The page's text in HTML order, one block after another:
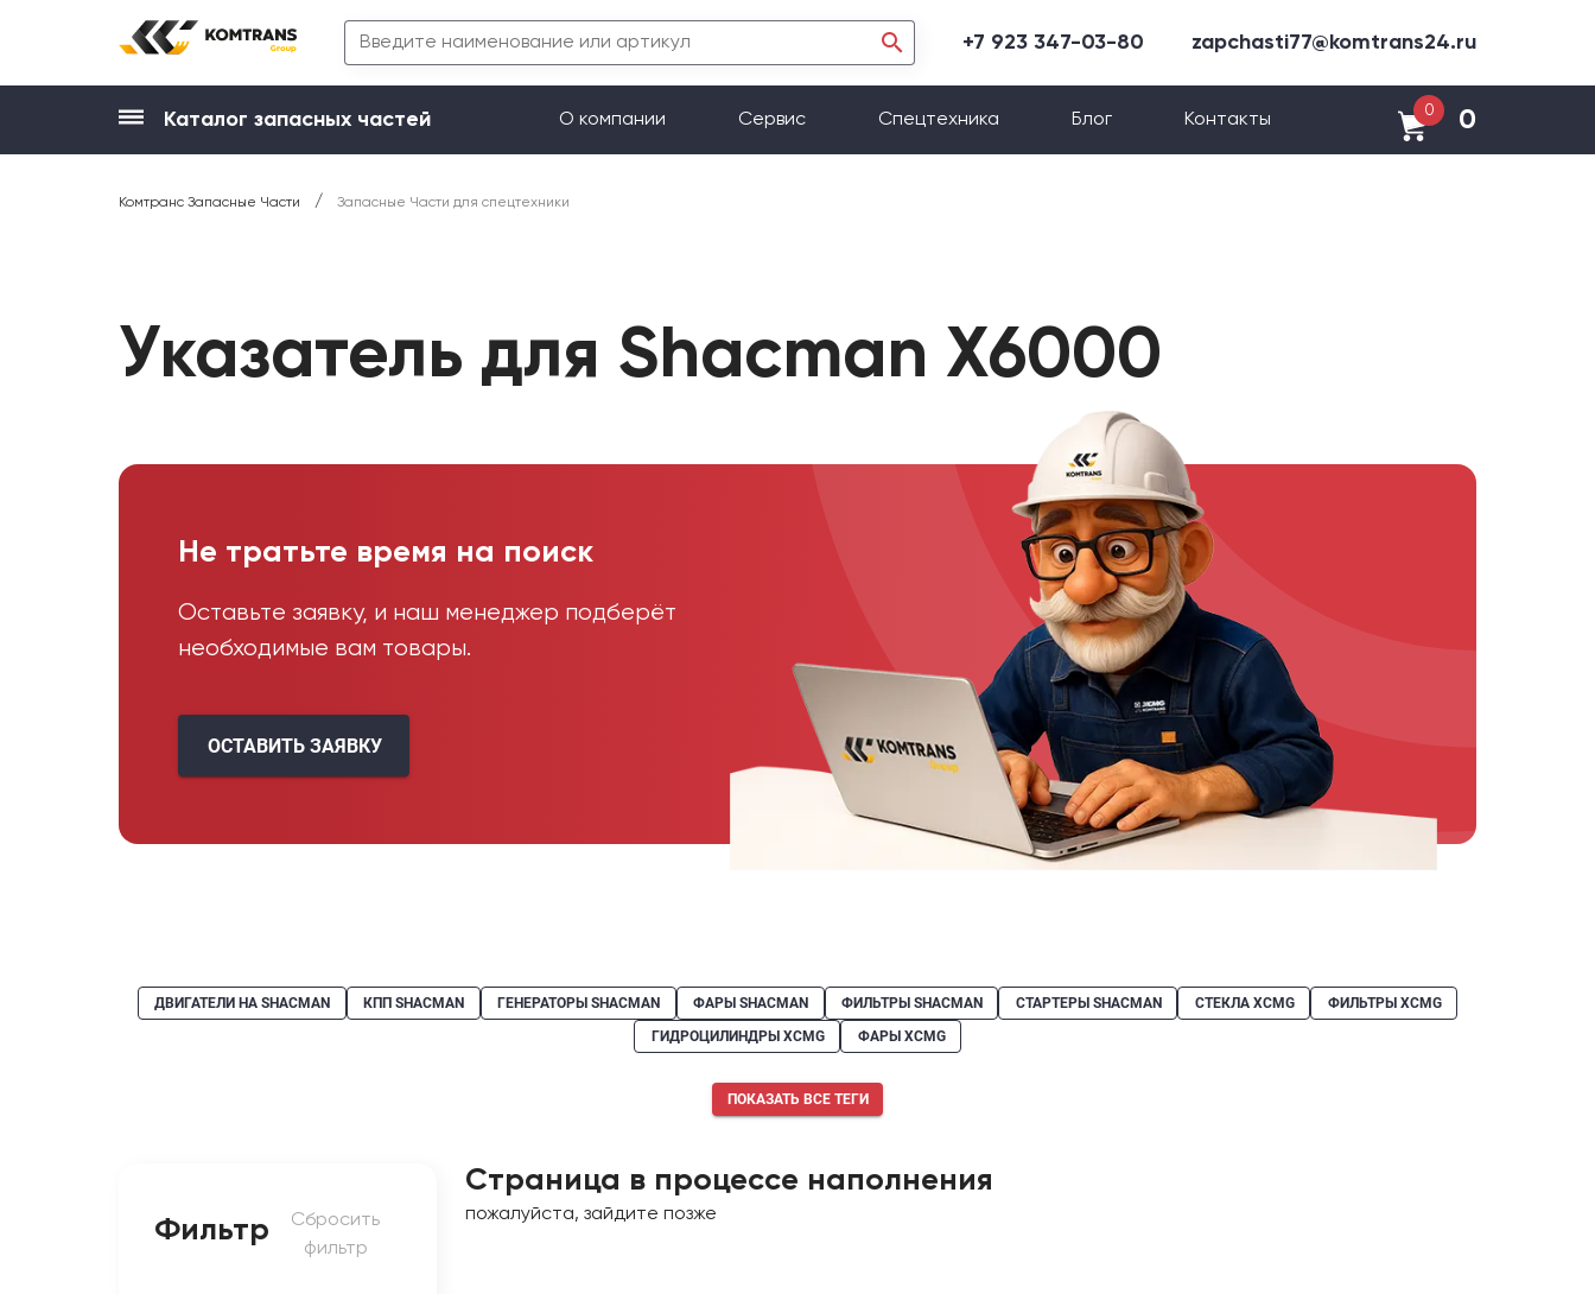
+7 923 347-03-80 zapchasti77@komtrans24.ru
Каталог запасных частей О компании Сервис Спецтехника Блог Контакты
0 0
Комтранс Запасные Части / Запасные Части для спецтехники
Указатель для Shacman X6000
Не тратьте время на поиск
Оставьте заявку, и наш менеджер подберёт
необходимые вам товары.
ОСТАВИТЬ ЗАЯВКУ
ДВИГАТЕЛИ НА SHACMAN КПП SHACMAN ГЕНЕРАТОРЫ SHACMAN ФАРЫ SHACMAN ФИЛЬТРЫ SHACMAN СТАРТЕРЫ SHACMAN СТЕКЛА XCMG
ФИЛЬТРЫ XCMG
ГИДРОЦИЛИНДРЫ XCMG
ФАРЫ XCMG
ПОКАЗАТЬ ВСЕ ТЕГИ
Фильтр
Сбросить
фильтр
Страница в процессе наполнения
пожалуйста, зайдите позже